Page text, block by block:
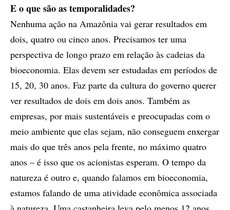
E o que são as temporalidades?
Nenhuma ação na Amazônia vai gerar resultados em
dois, quatro ou cinco anos. Precisamos ter uma
perspectiva de longo prazo em relação às cadeias da
bioeconomia. Elas devem ser estudadas em períodos de
15, 20, 30 anos. Faz parte da cultura do governo querer
ver resultados de dois em dois anos. Também as
empresas, por mais sustentáveis e preocupadas com o
meio ambiente que elas sejam, não conseguem enxergar
mais do que três anos pela frente, no máximo quatro
anos – é isso que os acionistas esperam. O tempo da
natureza é outro e, quando falamos em bioeconomia,
estamos falando de uma atividade econômica associada